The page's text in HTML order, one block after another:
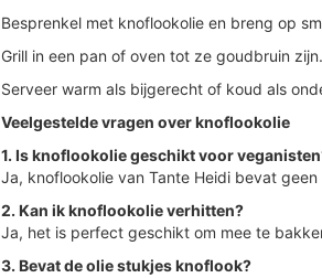
Besprenkel met knoflookolie en breng op
Grill in een pan of oven tot ze goudbruin zijn.
Serveer warm als bijgerecht of koud als
Veelgestelde vragen over knoflookolie
1. Is knoflookolie geschikt voor
Ja, knoflookolie van Tante Heidi bevat
2. Kan ik knoflookolie verhitten?
Ja, het is perfect geschikt om mee te
3. Bevat de olie stukjes knoflook?